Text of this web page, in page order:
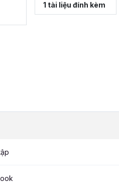
1 tài liệu đính kèm